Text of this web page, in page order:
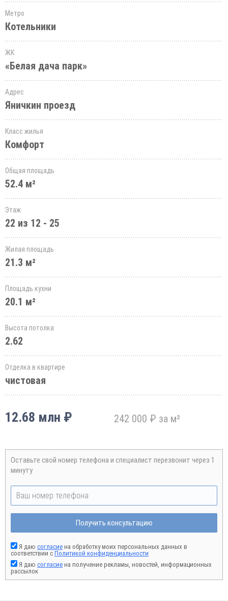
Метро
Котельники
ЖК
«Белая дача парк»
Адрес
Яничкин проезд
Класс жилья
Комфорт
Общая площадь
52.4 м²
Этаж
22 из 12 - 25
Жилая площадь
21.3 м²
Площадь кухни
20.1 м²
Высота потолка
2.62
Отделка в квартире
чистовая
12.68 млн ₽ 242 000 ₽ за м²
Оставьте свой номер телефона и специалист перезвонит через 1
минуту
Получить консультацию
Я даю согласие на обработку моих персональных данных в
соответствии с Политикой конфиденциальности
Я даю согласие на получение рекламы, новостей, информационных
рассылок